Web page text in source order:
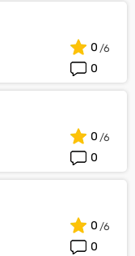
0
0
0
0
0
0